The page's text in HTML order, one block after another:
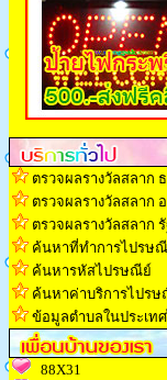
ตรวจผลรางวัลสลาก
ตรวจผลรางวัลสลาก
ตรวจผลรางวัลสลาก
ค้นหาที่ทำการไปรษ
ค้นหารหัสไปรษณีย์
ค้นหาค่าบริการไปร
ข้อมูลตำบลในประเท
88X31